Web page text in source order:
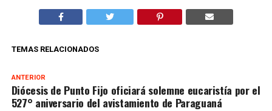
TEMAS RELACIONADOS
ANTERIOR
Diócesis de Punto Fijo oficiará solemne eucaristía por el
527° aniversario del avistamiento de Paraguaná